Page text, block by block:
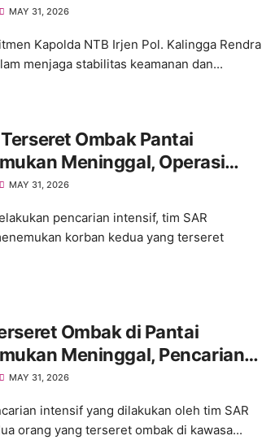
MAY 31, 2026
Kapolda NTB Irjen Pol. Kalingga Rendra
menjaga stabilitas keamanan dan...
Ombak Pantai
Meninggal, Operasi
MAY 31, 2026
pencarian intensif, tim SAR
korban kedua yang terseret
Ombak di Pantai
Meninggal, Pencarian
Berlanjut
MAY 31, 2026
intensif yang dilakukan oleh tim SAR
orang yang terseret ombak di kawasa...